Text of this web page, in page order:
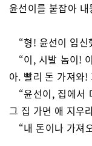
윤선이를 붙잡아
“형! 윤선이 임
“이, 시발 놈이!
아. 빨리 돈 가져와!
“윤선이, 집에서
그 집 가면 애 지우
“내 돈이나 가져